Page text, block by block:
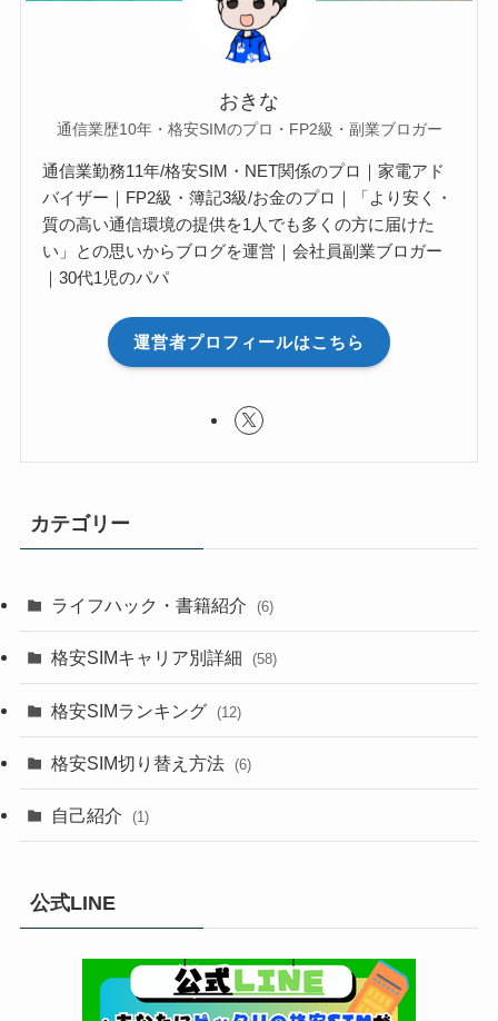
おきな
通信業歴10年・格安SIMのプロ・FP2級・副業ブロガー
通信業勤務11年/格安SIM・NET関係のプロ｜家電アド
バイザー｜FP2級・簿記3級/お金のプロ｜「より安く・
質の高い通信環境の提供を1人でも多くの方に届けた
い」との思いからブログを運営｜会社員副業ブロガー
｜30代1児のパパ
運営者プロフィールはこちら
カテゴリー
ライフハック・書籍紹介 (6)
格安SIMキャリア別詳細 (58)
格安SIMランキング (12)
格安SIM切り替え方法 (6)
自己紹介 (1)
公式LINE